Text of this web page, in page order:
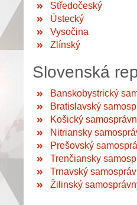
Středočeský
Ústecký
Vysočina
Zlínský
Slovenská
Banskobystrický
Bratislavský
Košický
Nitriansky
Prešovský
Trenčiansky
Trnavský
Žilinský